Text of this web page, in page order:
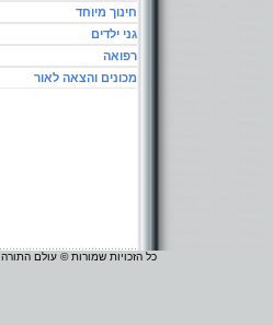
חינוך מיוחד
גני ילדים
רפואה
מכונים והצאה לאור
כל הזכויות שמורות © עולם התורה